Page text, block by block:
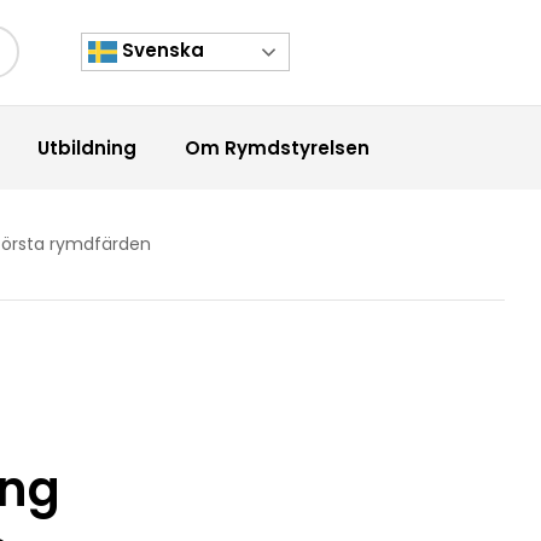
Svenska
Utbildning Om Rymdstyrelsen
rymdfärden